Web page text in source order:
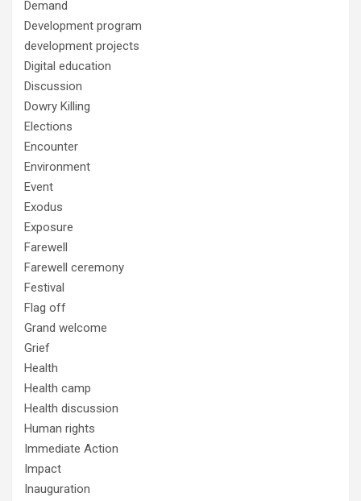
Demand
Development program
development projects
Digital education
Discussion
Dowry Killing
Elections
Encounter
Environment
Event
Exodus
Exposure
Farewell
Farewell ceremony
Festival
Flag off
Grand welcome
Grief
Health
Health camp
Health discussion
Human rights
Immediate Action
Impact
Inauguration